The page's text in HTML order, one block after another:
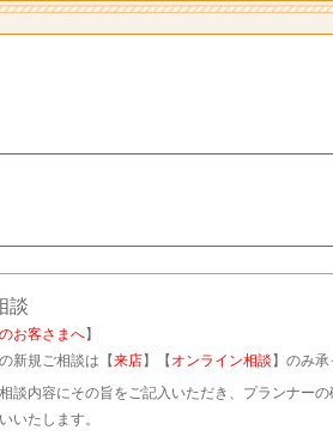
談
お客さまへ】
新規ご相談は【来店】【 オンライン相談 】のみ承
談内容にその旨をご記入いただき、プランナーの
いたします。